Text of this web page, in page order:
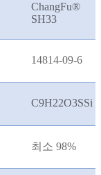
ChangFu®
SH33
14814-09-6
C9H22O3SSi
최소 98%